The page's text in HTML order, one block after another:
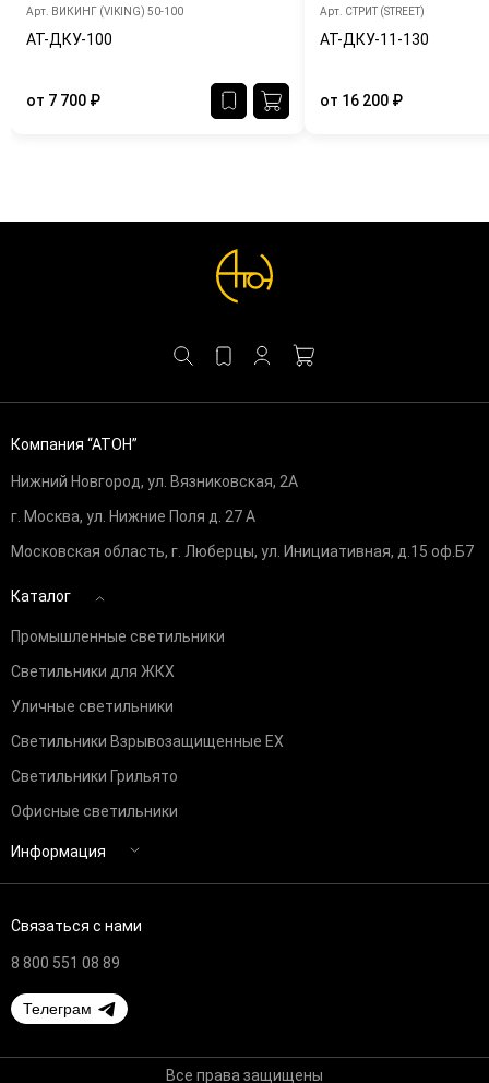
Арт. ВИКИНГ (VIKING) 50-100
АТ-ДКУ-100
от 7 700 ₽
Арт. СТРИТ (STREET)
АТ-ДКУ-11-130
от 16 200 ₽
Компания “АТОН”
Нижний Новгород, ул. Вязниковская, 2А
г. Москва, ул. Нижние Поля д. 27 А
Московская область, г. Люберцы, ул. Инициативная, д.15 оф.Б7
Каталог
Промышленные светильники
Светильники для ЖКХ
Уличные светильники
Светильники Взрывозащищенные EX
Светильники Грильято
Офисные светильники
Информация
Связаться с нами
8 800 551 08 89
Телеграм
Все права защищены